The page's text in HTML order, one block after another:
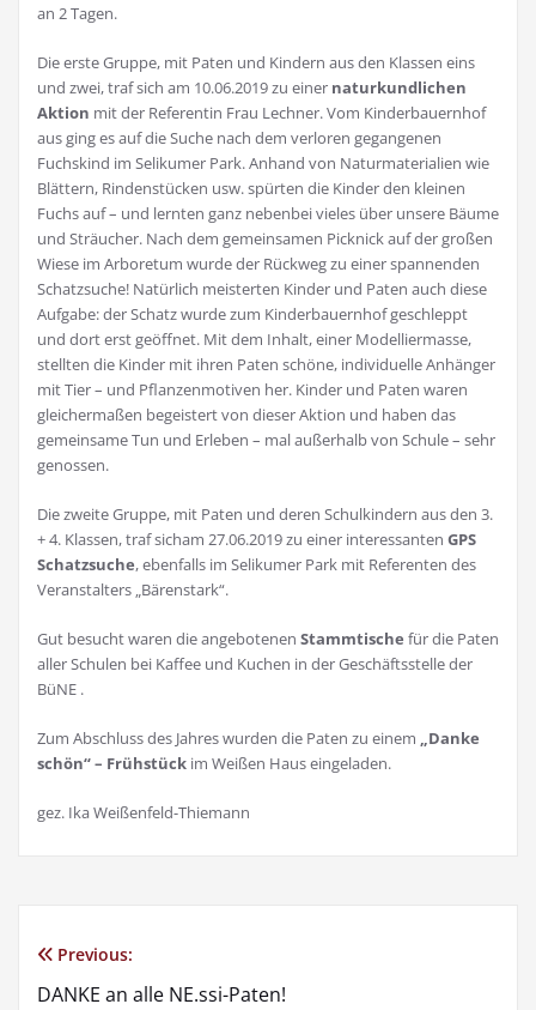
an 2 Tagen.
Die erste Gruppe, mit Paten und Kindern aus den Klassen eins
und zwei, traf sich am 10.06.2019 zu einer naturkundlichen
Aktion mit der Referentin Frau Lechner. Vom Kinderbauernhof
aus ging es auf die Suche nach dem verloren gegangenen
Fuchskind im Selikumer Park. Anhand von Naturmaterialien wie
Blättern, Rindenstücken usw. spürten die Kinder den kleinen
Fuchs auf – und lernten ganz nebenbei vieles über unsere Bäume
und Sträucher. Nach dem gemeinsamen Picknick auf der großen
Wiese im Arboretum wurde der Rückweg zu einer spannenden
Schatzsuche! Natürlich meisterten Kinder und Paten auch diese
Aufgabe: der Schatz wurde zum Kinderbauernhof geschleppt
und dort erst geöffnet. Mit dem Inhalt, einer Modelliermasse,
stellten die Kinder mit ihren Paten schöne, individuelle Anhänger
mit Tier – und Pflanzenmotiven her. Kinder und Paten waren
gleichermaßen begeistert von dieser Aktion und haben das
gemeinsame Tun und Erleben – mal außerhalb von Schule – sehr
genossen.
Die zweite Gruppe, mit Paten und deren Schulkindern aus den 3.
+ 4. Klassen, traf sicham 27.06.2019 zu einer interessanten GPS
Schatzsuche, ebenfalls im Selikumer Park mit Referenten des
Veranstalters „Bärenstark“.
Gut besucht waren die angebotenen Stammtische für die Paten
aller Schulen bei Kaffee und Kuchen in der Geschäftsstelle der
BüNE .
Zum Abschluss des Jahres wurden die Paten zu einem „Danke
schön“ – Frühstück im Weißen Haus eingeladen.
gez. Ika Weißenfeld-Thiemann
Previous:
DANKE an alle NE.ssi-Paten!